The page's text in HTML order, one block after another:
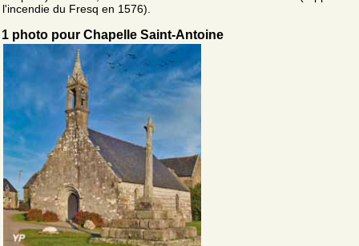
l'incendie du Fresq en 1576).
1 photo pour Chapelle Saint-Antoine